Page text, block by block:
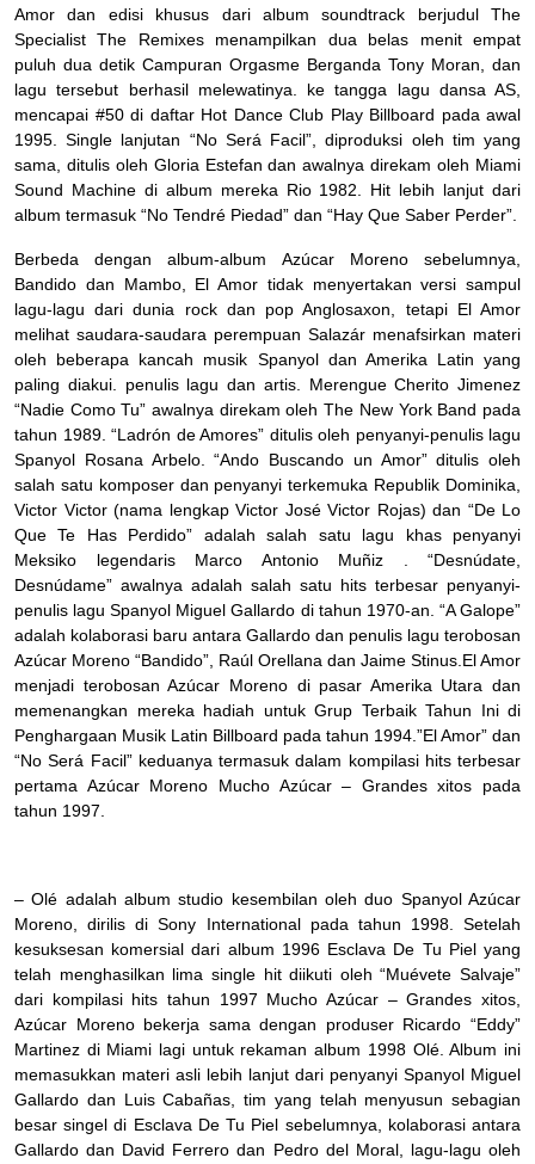
Amor dan edisi khusus dari album soundtrack berjudul The
Specialist The Remixes menampilkan dua belas menit empat
puluh dua detik Campuran Orgasme Berganda Tony Moran, dan
lagu tersebut berhasil melewatinya. ke tangga lagu dansa AS,
mencapai #50 di daftar Hot Dance Club Play Billboard pada awal
1995. Single lanjutan “No Será Facil”, diproduksi oleh tim yang
sama, ditulis oleh Gloria Estefan dan awalnya direkam oleh Miami
Sound Machine di album mereka Rio 1982. Hit lebih lanjut dari
album termasuk “No Tendré Piedad” dan “Hay Que Saber Perder”.
Berbeda dengan album-album Azúcar Moreno sebelumnya,
Bandido dan Mambo, El Amor tidak menyertakan versi sampul
lagu-lagu dari dunia rock dan pop Anglosaxon, tetapi El Amor
melihat saudara-saudara perempuan Salazár menafsirkan materi
oleh beberapa kancah musik Spanyol dan Amerika Latin yang
paling diakui. penulis lagu dan artis. Merengue Cherito Jimenez
“Nadie Como Tu” awalnya direkam oleh The New York Band pada
tahun 1989. “Ladrón de Amores” ditulis oleh penyanyi-penulis lagu
Spanyol Rosana Arbelo. “Ando Buscando un Amor” ditulis oleh
salah satu komposer dan penyanyi terkemuka Republik Dominika,
Victor Victor (nama lengkap Victor José Victor Rojas) dan “De Lo
Que Te Has Perdido” adalah salah satu lagu khas penyanyi
Meksiko legendaris Marco Antonio Muñiz . “Desnúdate,
Desnúdame” awalnya adalah salah satu hits terbesar penyanyi-
penulis lagu Spanyol Miguel Gallardo di tahun 1970-an. “A Galope”
adalah kolaborasi baru antara Gallardo dan penulis lagu terobosan
Azúcar Moreno “Bandido”, Raúl Orellana dan Jaime Stinus.El Amor
menjadi terobosan Azúcar Moreno di pasar Amerika Utara dan
memenangkan mereka hadiah untuk Grup Terbaik Tahun Ini di
Penghargaan Musik Latin Billboard pada tahun 1994.”El Amor” dan
“No Será Facil” keduanya termasuk dalam kompilasi hits terbesar
pertama Azúcar Moreno Mucho Azúcar – Grandes xitos pada
tahun 1997.
– Olé adalah album studio kesembilan oleh duo Spanyol Azúcar
Moreno, dirilis di Sony International pada tahun 1998. Setelah
kesuksesan komersial dari album 1996 Esclava De Tu Piel yang
telah menghasilkan lima single hit diikuti oleh “Muévete Salvaje”
dari kompilasi hits tahun 1997 Mucho Azúcar – Grandes xitos,
Azúcar Moreno bekerja sama dengan produser Ricardo “Eddy”
Martinez di Miami lagi untuk rekaman album 1998 Olé. Album ini
memasukkan materi asli lebih lanjut dari penyanyi Spanyol Miguel
Gallardo dan Luis Cabañas, tim yang telah menyusun sebagian
besar singel di Esclava De Tu Piel sebelumnya, kolaborasi antara
Gallardo dan David Ferrero dan Pedro del Moral, lagu-lagu oleh